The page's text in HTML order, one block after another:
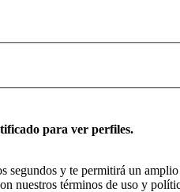
para ver perfiles.
segundos y te permitirá un
nuestros términos de uso y